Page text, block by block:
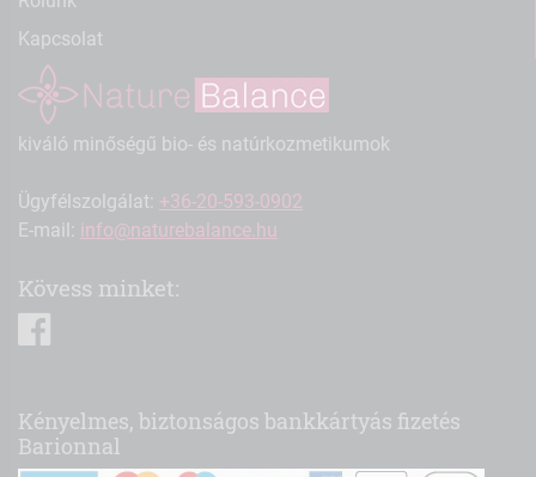
Kapcsolat
kiváló minőségű bio- és natúrkozmetikumok
Ügyfélszolgálat: +36-20-593-0902
E-mail: info@naturebalance.hu
Kövess minket:
Kényelmes, biztonságos bankkártyás fizetés
Barionnal